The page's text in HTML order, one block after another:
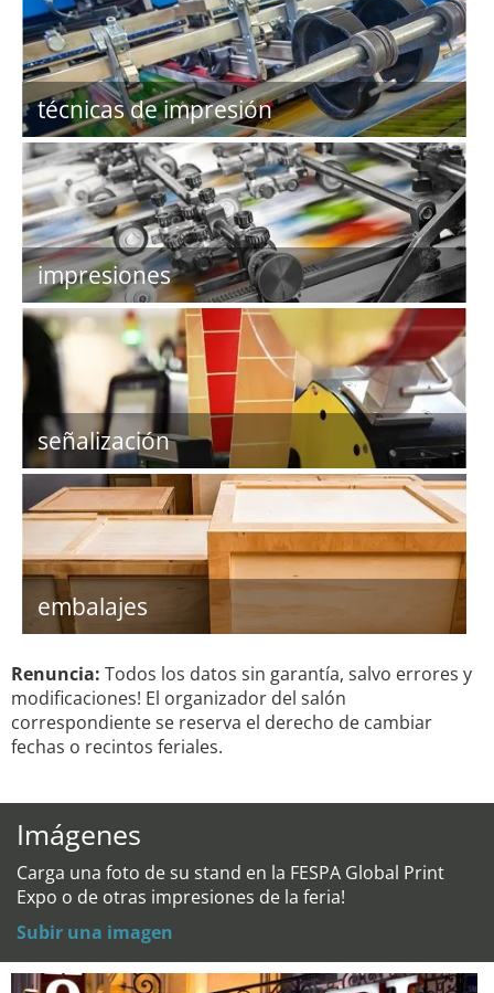
técnicas de impresión
impresiones
señalización
embalajes
Renuncia: Todos los datos sin garantía, salvo errores y
modificaciones! El organizador del salón
correspondiente se reserva el derecho de cambiar
fechas o recintos feriales.
Imágenes
Carga una foto de su stand en la FESPA Global Print
Expo o de otras impresiones de la feria!
Subir una imagen